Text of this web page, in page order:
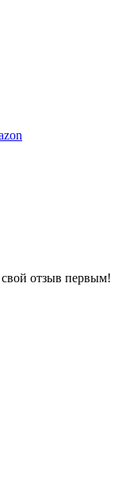
свой отзыв первым!